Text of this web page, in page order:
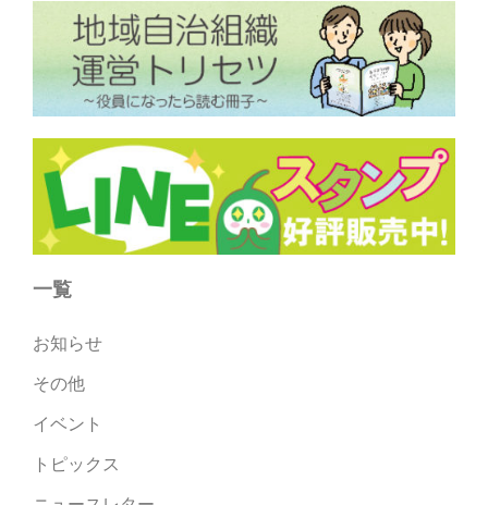
一覧
お知らせ
その他
イベント
トピックス